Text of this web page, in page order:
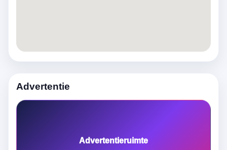
Advertentie
Advertentieruimte